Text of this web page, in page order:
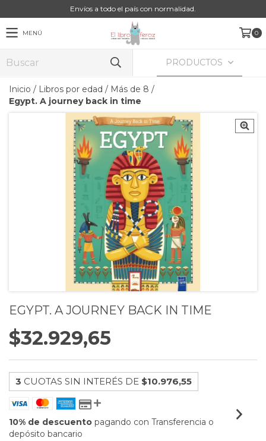
Envíos a todo el país con normalidad.
MENÚ 0
PRODUCTOS
Inicio / Libros por edad / Más de 8 /
Egypt. A journey back in time
EGYPT. A JOURNEY BACK IN TIME
$32.929,65
3 CUOTAS SIN INTERÉS DE $10.976,55
10% de descuento pagando con Transferencia o
depósito bancario